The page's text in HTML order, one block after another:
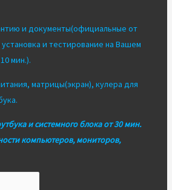
и документы(официальные от
и тестирование на Вашем
мин.).
матрицы(экран), кулера для
и системного блока от 30 мин.
компьютеров, мониторов,